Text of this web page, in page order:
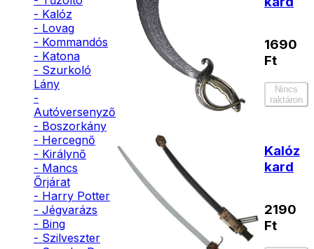
- Kalóz
- Lovag
- Kommandós
- Katona
- Szurkoló
Lány
-
Autóversenyző
- Boszorkány
- Hercegnő
- Királynő
- Mancs
Őrjárat
- Harry Potter
- Jégvarázs
- Bing
- Szilveszter
1690
Ft
Nincs
raktáron
Kalóz
kard
2190
Ft